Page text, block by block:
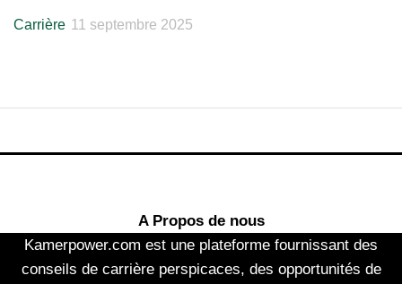
Carrière 11 septembre 2025
A Propos de nous
Kamerpower.com est une plateforme fournissant des
conseils de carrière perspicaces, des opportunités de